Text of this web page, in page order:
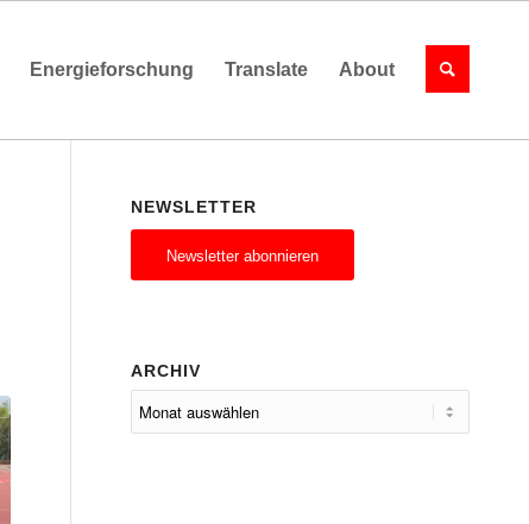
Energieforschung Translate About
NEWSLETTER
Newsletter abonnieren
ARCHIV